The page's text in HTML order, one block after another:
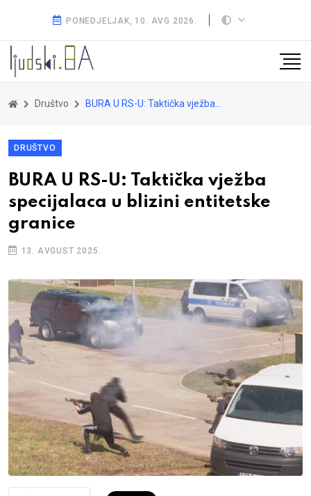
PONEDJELJAK, 10. AVG 2026.
Društvo BURA U RS-U: Taktička vježba specijalaca u blizini entitetske granice
DRUŠTVO
BURA U RS-U: Taktička vježba
specijalaca u blizini entitetske
granice
13. AVGUST 2025.